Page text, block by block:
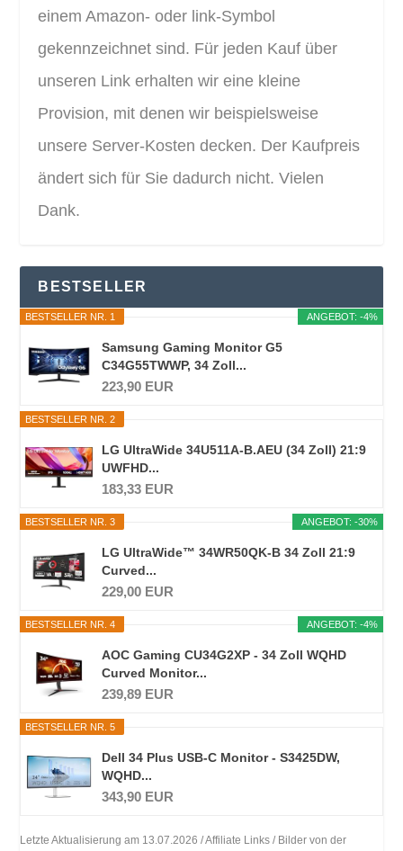
einem Amazon- oder link-Symbol
gekennzeichnet sind. Für jeden Kauf über
unseren Link erhalten wir eine kleine
Provision, mit denen wir beispielsweise
unsere Server-Kosten decken. Der Kaufpreis
ändert sich für Sie dadurch nicht. Vielen
Dank.
BESTSELLER
ANGEBOT: -4%
BESTSELLER NR. 1
Samsung Gaming Monitor G5
C34G55TWWP, 34 Zoll...
223,90 EUR
BESTSELLER NR. 2
LG UltraWide 34U511A-B.AEU (34 Zoll) 21:9
UWFHD...
183,33 EUR
ANGEBOT: -30%
BESTSELLER NR. 3
LG UltraWide™ 34WR50QK-B 34 Zoll 21:9
Curved...
229,00 EUR
ANGEBOT: -4%
BESTSELLER NR. 4
AOC Gaming CU34G2XP - 34 Zoll WQHD
Curved Monitor...
239,89 EUR
BESTSELLER NR. 5
Dell 34 Plus USB-C Monitor - S3425DW,
WQHD...
343,90 EUR
Letzte Aktualisierung am 13.07.2026 / Affiliate Links / Bilder von der